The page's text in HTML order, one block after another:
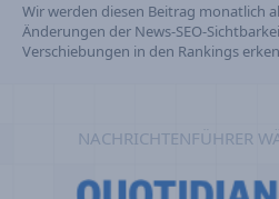
Wir werden diesen Beitrag monatlich
Änderungen der News-SEO-
Verschiebungen in den Rankings
NACHRICHTENFÜHRER